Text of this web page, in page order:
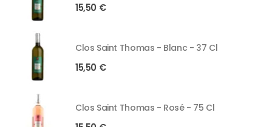
15,50 €
Clos Saint Thomas - Blanc - 37 Cl
15,50 €
Clos Saint Thomas - Rosé - 75 Cl